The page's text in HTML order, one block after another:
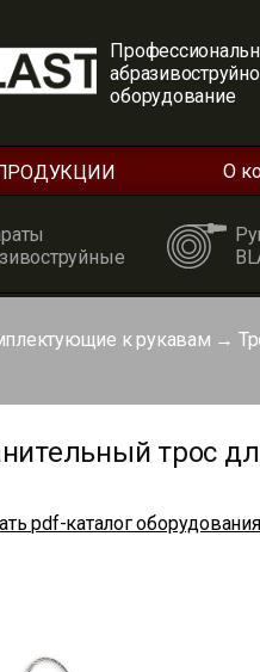
оборудование
О
к рукавам →
трос
pdf-каталог оборудования